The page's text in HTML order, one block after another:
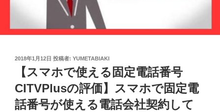
投
2018年1月12日 投稿者: YUMETABIAKI
【スマホで使える固定電話番号
CITVPlusの評価】スマホで固定電
話番号が使える電話会社契約して